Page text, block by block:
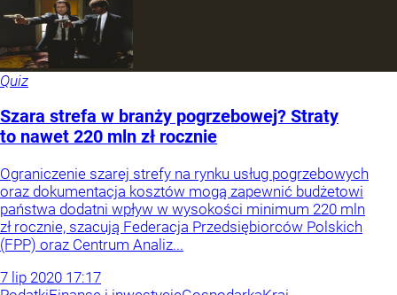
Quiz
Szara strefa w branży pogrzebowej? Straty
to nawet 220 mln zł rocznie
Ograniczenie szarej strefy na rynku usług pogrzebowych
oraz dokumentacja kosztów mogą zapewnić budżetowi
państwa dodatni wpływ w wysokości minimum 220 mln
zł rocznie, szacują Federacja Przedsiębiorców Polskich
(FPP) oraz Centrum Analiz...
7 lip 2020 17:17